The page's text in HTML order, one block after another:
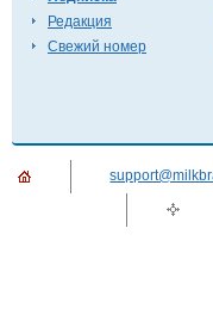
Редакция
Свежий номер